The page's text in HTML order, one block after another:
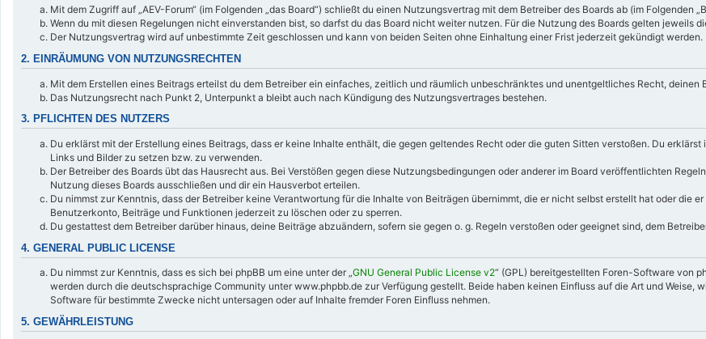
Mit dem Zugriff auf „AEV-Forum“ (im Folgenden „das Board“) schließt du einen Nutzungsvertrag mit dem Betreiber des Boards ab (im
Wenn du mit diesen Regelungen nicht einverstanden bist, so darfst du das Board nicht weiter nutzen. Für die Nutzung des Boards gelten jeweils
Der Nutzungsvertrag wird auf unbestimmte Zeit geschlossen und kann von beiden Seiten ohne Einhaltung einer Frist jederzeit gekündigt werden.
2. EINRÄUMUNG VON NUTZUNGSRECHTEN
Mit dem Erstellen eines Beitrags erteilst du dem Betreiber ein einfaches, zeitlich und räumlich unbeschränktes und unentgeltliches Recht, deinen
Das Nutzungsrecht nach Punkt 2, Unterpunkt a bleibt auch nach Kündigung des Nutzungsvertrages bestehen.
3. PFLICHTEN DES NUTZERS
Du erklärst mit der Erstellung eines Beitrags, dass er keine Inhalte enthält, die gegen geltendes Recht oder die guten Sitten verstoßen. Du
Links und Bilder zu setzen bzw. zu verwenden.
Der Betreiber des Boards übt das Hausrecht aus. Bei Verstößen gegen diese Nutzungsbedingungen oder anderer im Board veröffentlichten
Nutzung dieses Boards ausschließen und dir ein Hausverbot erteilen.
Du nimmst zur Kenntnis, dass der Betreiber keine Verantwortung für die Inhalte von Beiträgen übernimmt, die er nicht selbst erstellt hat oder die
Benutzerkonto, Beiträge und Funktionen jederzeit zu löschen oder zu sperren.
Du gestattest dem Betreiber darüber hinaus, deine Beiträge abzuändern, sofern sie gegen o. g. Regeln verstoßen oder geeignet sind, dem
4. GENERAL PUBLIC LICENSE
Du nimmst zur Kenntnis, dass es sich bei phpBB um eine unter der „GNU General Public License v2“ (GPL) bereitgestellten Foren-Software von
werden durch die deutschsprachige Community unter www.phpbb.de zur Verfügung gestellt. Beide haben keinen Einfluss auf die Art und
Software für bestimmte Zwecke nicht untersagen oder auf Inhalte fremder Foren Einfluss nehmen.
5. GEWÄHRLEISTUNG